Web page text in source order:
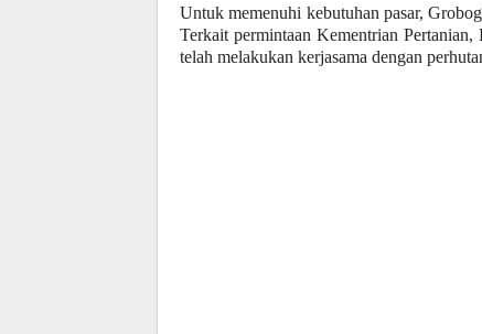
Untuk memenuhi kebutuhan pasar,
Terkait permintaan Kementrian
telah melakukan kerjasama dengan